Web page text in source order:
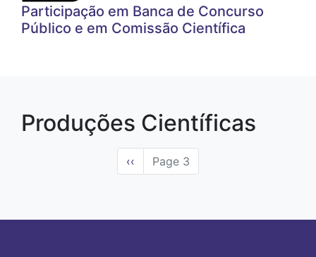
Participação em Banca de Concurso
Público e em Comissão Científica
Produções Científicas
Página
anterior
‹‹ Page 3